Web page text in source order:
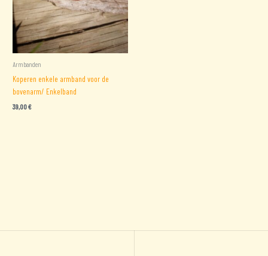
Armbanden
Koperen enkele armband voor de
bovenarm/ Enkelband
39,00€